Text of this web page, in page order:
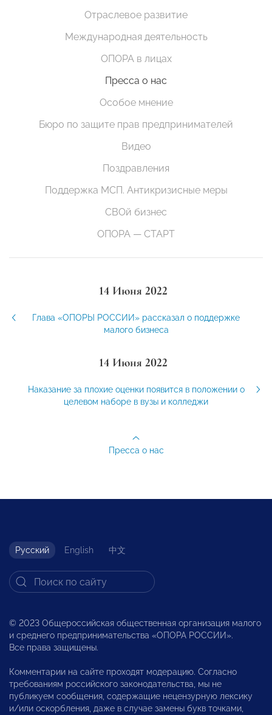
Отраслевое развитие
Международная деятельность
ОПОРА в лицах
Пресса о нас
Особое мнение
Бюро по защите прав предпринимателей
Видео
Поздравления
Поддержка МСП. Антикризисные меры
СВОй бизнес
ОПОРА — СТАРТ
14 Июня 2022
Глава «ОПОРЫ РОССИИ» рассказал о поддержке
малого бизнеса
14 Июня 2022
Наказание за плохие оценки появится в положении о
целевом наборе в вузы и колледжи
Пресса о нас
Русский English 中文
© 2023 Общероссийская общественная организация малого
и среднего предпринимательства «ОПОРА РОССИИ».
Все права защищены.
Комментарии на сайте проходят модерацию. Согласно
требованиям российского законодательства, мы не
публикуем сообщения, содержащие нецензурную лексику
и/или оскорбления, даже в случае замены букв точками,